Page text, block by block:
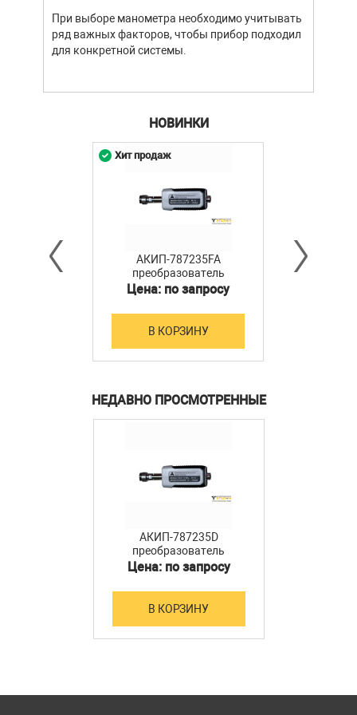
При выборе манометра необходимо учитывать
ряд важных факторов, чтобы прибор подходил
для конкретной системы.
НОВИНКИ
АКИП-787235FA
преобразователь
мощности
Цена: по запросу
В КОРЗИНУ
Хит продаж
НЕДАВНО ПРОСМОТРЕННЫЕ
АКИП-787235D
преобразователь
мощности
Цена: по запросу
В КОРЗИНУ